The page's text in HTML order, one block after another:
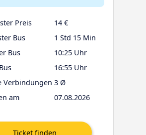
Preis
14 €
Bus
1 Std 15 Min
Bus
10:25 Uhr
16:55 Uhr
Verbindungen 3 Ø
am
07.08.2026